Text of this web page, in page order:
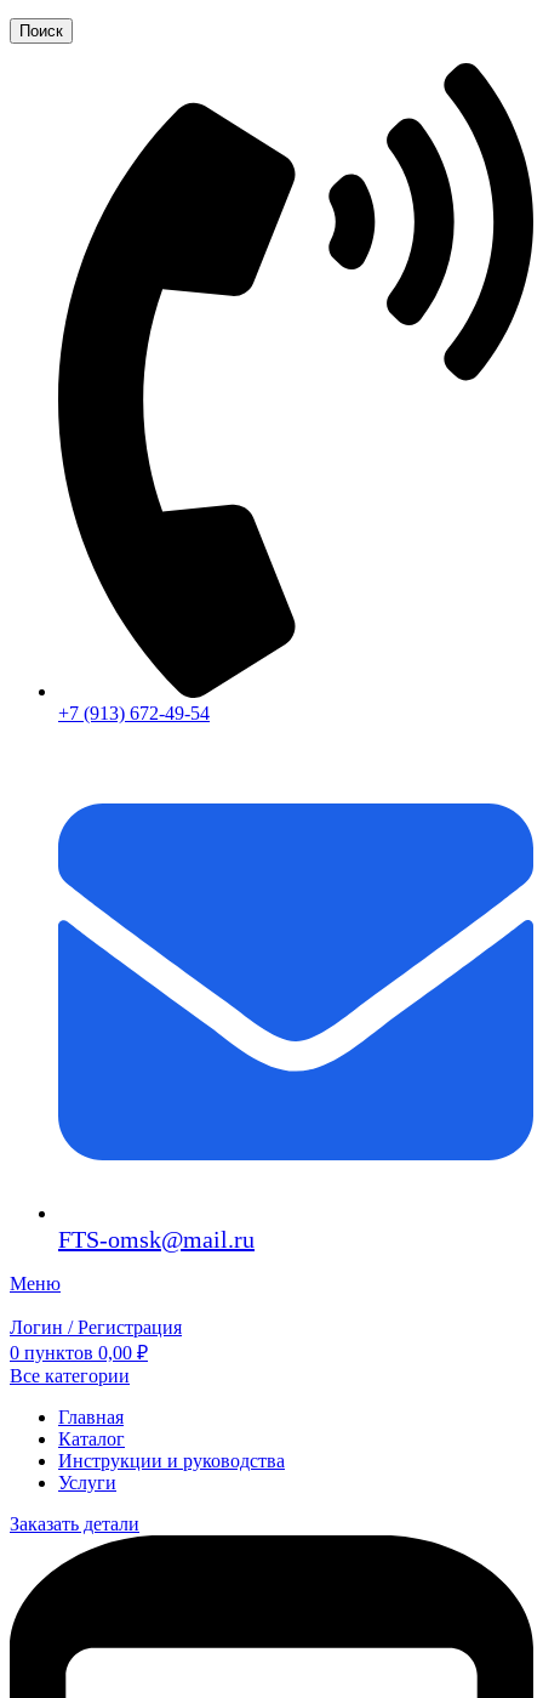
Поиск
+7 (913) 672-49-54
FTS-omsk@mail.ru
Меню
Логин / Регистрация
0 пунктов 0,00 ₽
Все категории
Главная
Каталог
Инструкции и руководства
Услуги
Заказать детали